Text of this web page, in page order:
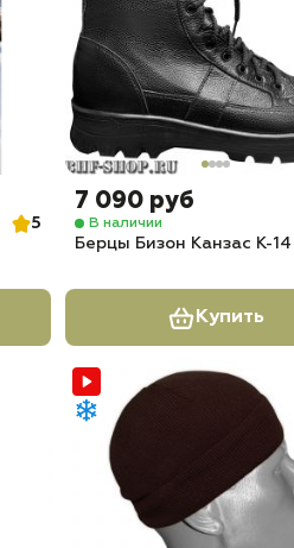
5
7 090 руб
В наличии
Берцы Бизон Канзас К-14
Купить